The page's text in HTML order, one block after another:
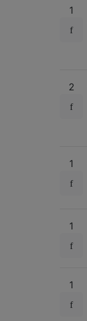
1
2
1
1
1